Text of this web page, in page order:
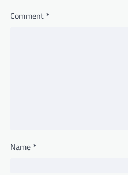
Comment *
Name *